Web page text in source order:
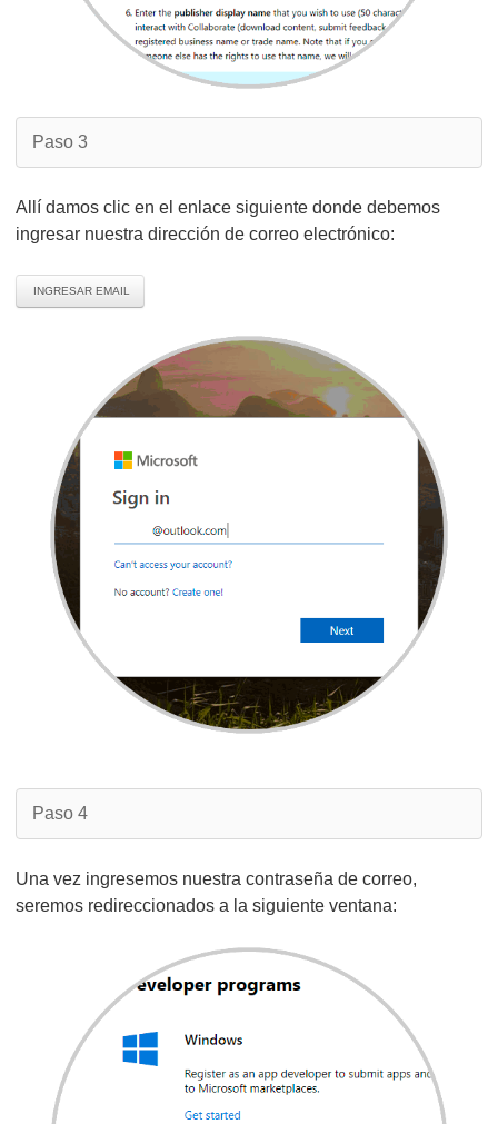
Paso 3
Allí damos clic en el enlace siguiente donde debemos
ingresar nuestra dirección de correo electrónico:
INGRESAR EMAIL
Paso 4
Una vez ingresemos nuestra contraseña de correo,
seremos redireccionados a la siguiente ventana: